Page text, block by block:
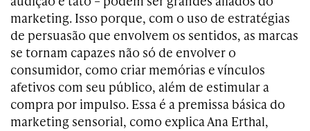
marketing. Isso porque, com o uso de estratégias
de persuasão que envolvem os sentidos, as marcas
se tornam capazes não só de envolver o
consumidor, como criar memórias e vínculos
afetivos com seu público, além de estimular a
compra por impulso. Essa é a premissa básica do
marketing sensorial, como explica Ana Erthal,